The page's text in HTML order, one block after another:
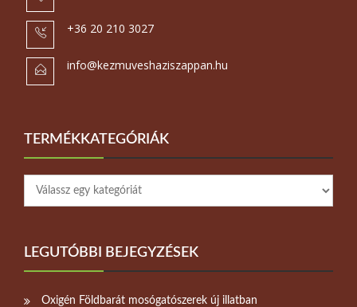
+36 20 210 3027
info@kezmuveshaziszappan.hu
TERMÉKKATEGÓRIÁK
LEGUTÓBBI BEJEGYZÉSEK
Oxigén Földbarát mosógatószerek új illatban